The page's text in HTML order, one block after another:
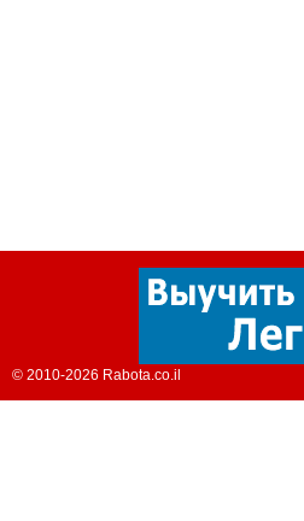
© 2010-2026 Rabota.co.il